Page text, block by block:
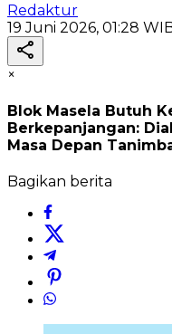
Redaktur
19 Juni 2026, 01:28
×
Blok Masela Butuh
Berkepanjangan:
Masa Depan
Bagikan berita